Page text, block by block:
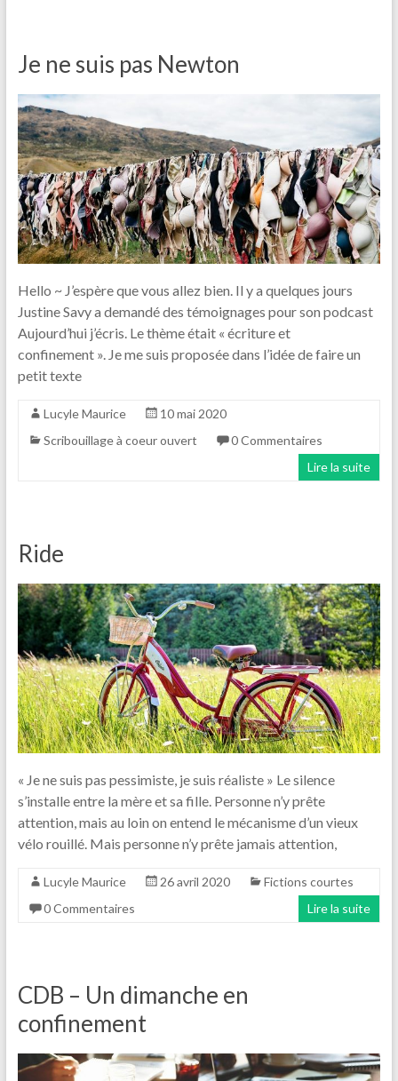
Je ne suis pas Newton
Hello ~ J’espère que vous allez bien. Il y a quelques jours
Justine Savy a demandé des témoignages pour son podcast
Aujourd’hui j’écris. Le thème était « écriture et
confinement ». Je me suis proposée dans l’idée de faire un
petit texte
Lucyle Maurice
10 mai 2020
Scribouillage à coeur ouvert
0 Commentaires
Lire la suite
Ride
« Je ne suis pas pessimiste, je suis réaliste » Le silence
s’installe entre la mère et sa fille. Personne n’y prête
attention, mais au loin on entend le mécanisme d’un vieux
vélo rouillé. Mais personne n’y prête jamais attention,
Lucyle Maurice 26 avril 2020
Fictions courtes
0 Commentaires
Lire la suite
CDB – Un dimanche en
confinement